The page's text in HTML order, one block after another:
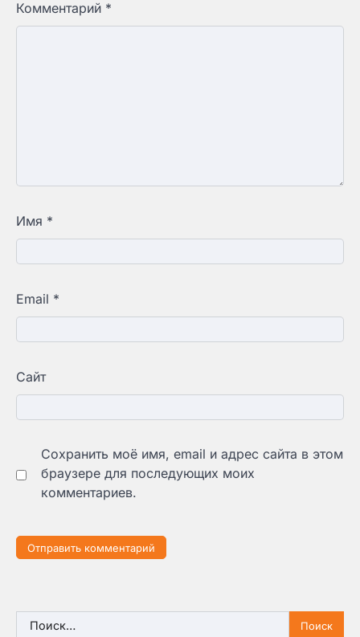
Комментарий *
Имя *
Email *
Сайт
Сохранить моё имя, email и адрес сайта в этом
браузере для последующих моих
комментариев.
Найти: